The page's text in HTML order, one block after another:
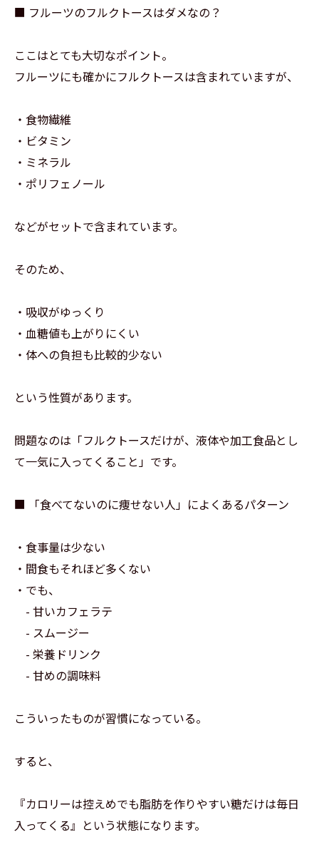
■ フルーツのフルクトースはダメなの？
ここはとても大切なポイント。
フルーツにも確かにフルクトースは含まれていますが、
・食物繊維
・ビタミン
・ミネラル
・ポリフェノール
などがセットで含まれています。
そのため、
・吸収がゆっくり
・血糖値も上がりにくい
・体への負担も比較的少ない
という性質があります。
問題なのは「フルクトースだけが、液体や加工食品とし
て一気に入ってくること」です。
■ 「食べてないのに痩せない人」によくあるパターン
・食事量は少ない
・間食もそれほど多くない
・でも、
- 甘いカフェラテ
- スムージー
- 栄養ドリンク
- 甘めの調味料
こういったものが習慣になっている。
すると、
『カロリーは控えめでも脂肪を作りやすい糖だけは毎日
入ってくる』という状態になります。